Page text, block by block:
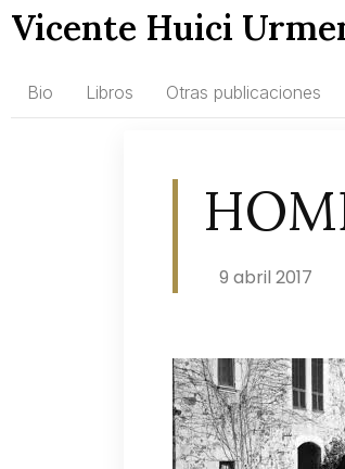
Vicente Huici
Bio Libros Otras publicaciones
9 abril 2017